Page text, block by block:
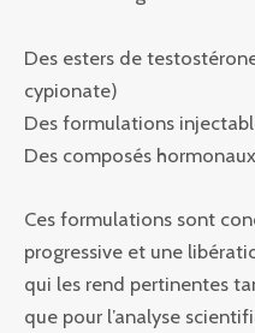
Des esters de
cypionate)
Des formulations
Des composés
Ces formulations sont
progressive et une
qui les rend pertinentes
que pour l’analyse